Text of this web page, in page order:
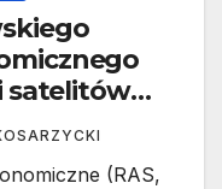
satelitów
(RAS,